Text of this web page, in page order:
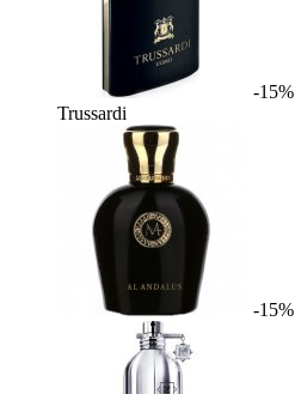
-15%
Trussardi
-15%